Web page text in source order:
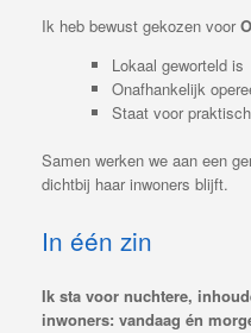
Ik heb bewust gekozen voor
Lokaal geworteld is
Onafhankelijk
Staat voor
Samen werken we aan een
dichtbij haar inwoners blijft.
In één zin
Ik sta voor nuchtere,
inwoners: vandaag én